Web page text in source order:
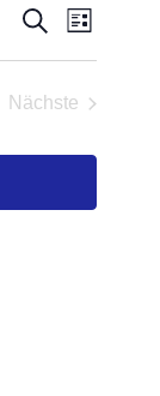
Suche
und
Navigation
Suche
Liste
Nächste